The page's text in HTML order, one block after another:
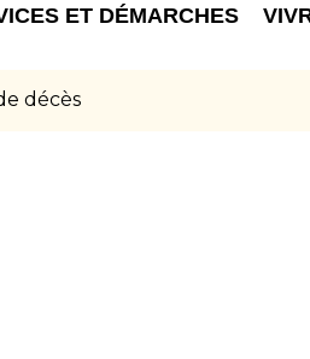
ET DÉMARCHES
décès